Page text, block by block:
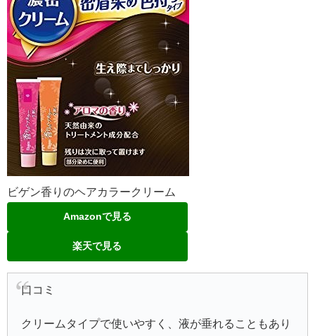
ビゲン香りのヘアカラークリーム
Amazonで見る
楽天で見る
口コミ
クリームタイプで使いやすく、液が垂れることもあり